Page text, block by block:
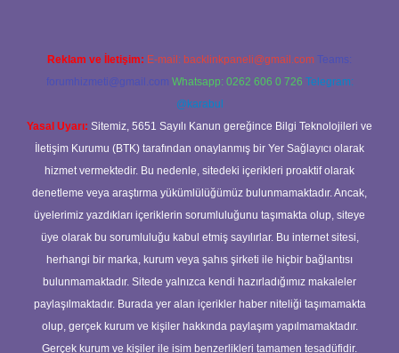
Reklam ve İletişim: E-mail: backlinkpaneli@gmail.com Teams:
forumhizmeti@gmail.com Whatsapp: 0262 606 0 726 Telegram:
@karabul
Yasal Uyarı: Sitemiz, 5651 Sayılı Kanun gereğince Bilgi Teknolojileri ve
İletişim Kurumu (BTK) tarafından onaylanmış bir Yer Sağlayıcı olarak
hizmet vermektedir. Bu nedenle, sitedeki içerikleri proaktif olarak
denetleme veya araştırma yükümlülüğümüz bulunmamaktadır. Ancak,
üyelerimiz yazdıkları içeriklerin sorumluluğunu taşımakta olup, siteye
üye olarak bu sorumluluğu kabul etmiş sayılırlar. Bu internet sitesi,
herhangi bir marka, kurum veya şahıs şirketi ile hiçbir bağlantısı
bulunmamaktadır. Sitede yalnızca kendi hazırladığımız makaleler
paylaşılmaktadır. Burada yer alan içerikler haber niteliği taşımamakta
olup, gerçek kurum ve kişiler hakkında paylaşım yapılmamaktadır.
Gerçek kurum ve kişiler ile isim benzerlikleri tamamen tesadüfidir.